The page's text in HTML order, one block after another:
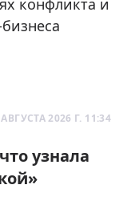
конфликта и
2026 Г. 11:34
узнала